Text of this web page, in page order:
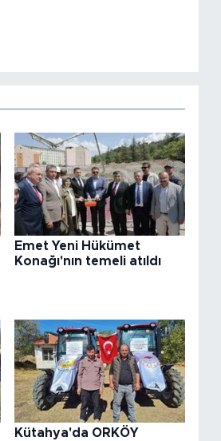
Emet Yeni Hükümet
Konağı'nın temeli atıldı
Kütahya'da ORKÖY